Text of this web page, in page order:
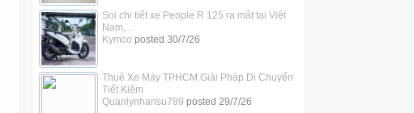
Soi chi tiết xe People R 125 ra mắt tại Việt
Nam,...
Kymco posted 30/7/26
Thuê Xe Máy TPHCM Giải Pháp Di Chuyển
Tiết Kiệm
Quanlynhansu789 posted 29/7/26